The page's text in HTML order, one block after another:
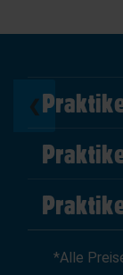
❮
Über Uns
Impressum
AGB
DIY Helden
Marktplatz
Zum
*Alle